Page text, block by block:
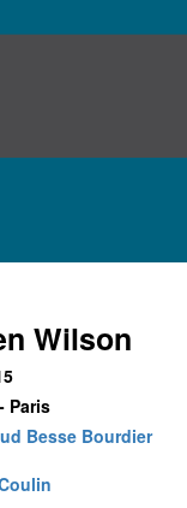
Wilson
Paris
Besse Bourdier